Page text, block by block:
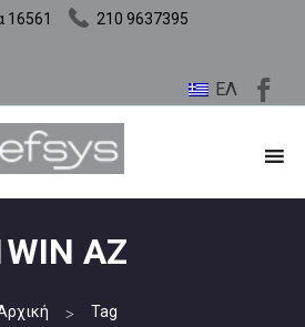
16561 210 9637395
ΕΛ
AZ
Tag